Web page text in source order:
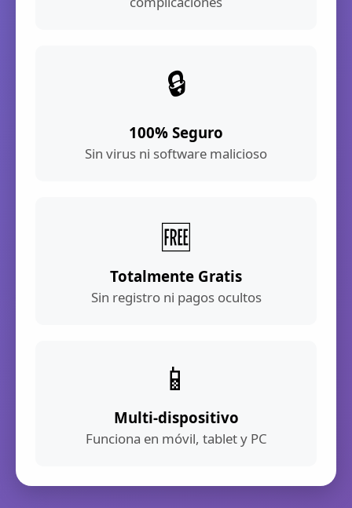
🔒
100% Seguro
Sin virus ni software malicioso
🆓
Totalmente Gratis
Sin registro ni pagos ocultos
📱
Multi-dispositivo
Funciona en móvil, tablet y PC